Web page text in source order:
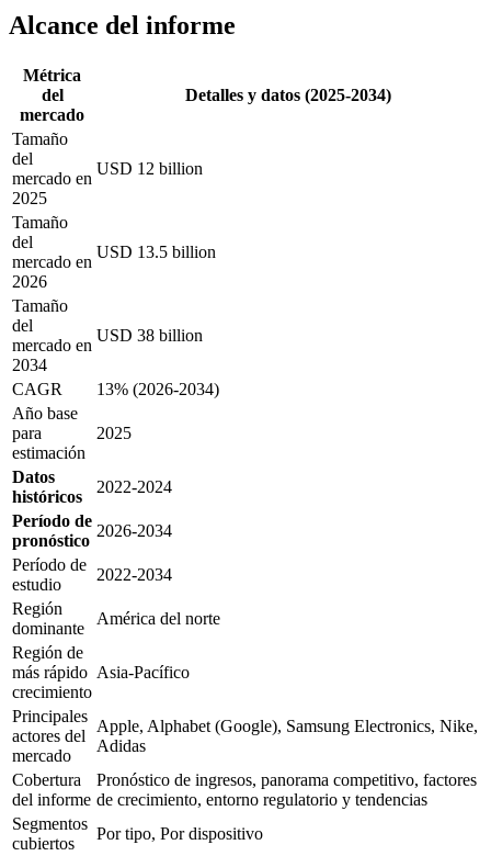
Alcance del informe
Métrica
del
mercado
Detalles y datos (2025-2034)
Tamaño
del
mercado en
2025
USD 12 billion
Tamaño
del
mercado en
2026
USD 13.5 billion
Tamaño
del
mercado en
2034
USD 38 billion
CAGR
13% (2026-2034)
Año base
para
estimación
2025
Datos
históricos
2022-2024
Período de
pronóstico
2026-2034
Período de
estudio
2022-2034
Región
dominante
América del norte
Región de
más rápido
crecimiento
Asia-Pacífico
Principales
actores del
mercado
Apple, Alphabet (Google), Samsung Electronics, Nike,
Adidas
Cobertura
del informe
Pronóstico de ingresos, panorama competitivo, factores
de crecimiento, entorno regulatorio y tendencias
Segmentos
cubiertos
Por tipo, Por dispositivo